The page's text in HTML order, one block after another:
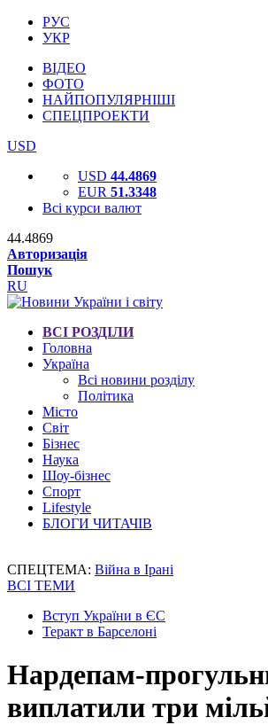
РУС
УКР
ВІДЕО
ФОТО
НАЙПОПУЛЯРНІШІ
СПЕЦПРОЕКТИ
USD
USD 44.4869
EUR 51.3348
Всі курси валют
44.4869
Авторизація
Пошук
RU
ВСІ РОЗДІЛИ
Головна
Україна
Всі новини розділу
Політика
Місто
Світ
Бізнес
Наука
Шоу-бізнес
Спорт
Lifestyle
БЛОГИ ЧИТАЧІВ
СПЕЦТЕМА: Війна в Ірані
ВСІ ТЕМИ
Вступ України в ЄС
Теракт в Барселоні
Нардепам-
виплатили три